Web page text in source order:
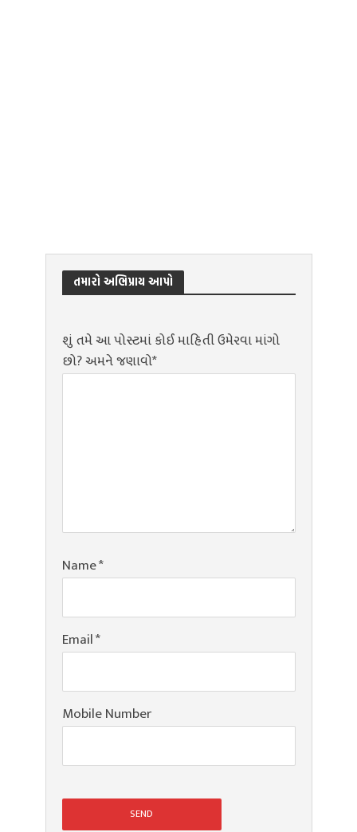
તમારો અભિપ્રાય આપો
શું તમે આ પોસ્ટમાં કોઈ માહિતી ઉમેરવા માંગો
છો? અમને જણાવો*
Name*
Email*
Mobile Number